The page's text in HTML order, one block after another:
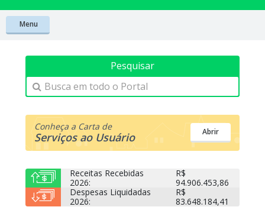
Menu
Busca em todo o Portal
Conheça a Carta de
Serviços ao Usuário Abrir
Receitas Recebidas
2026:
R$
94.906.453,86
Despesas Liquidadas
2026:
R$
83.648.184,41